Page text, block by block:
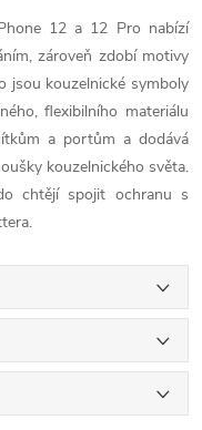
12 a 12 Pro nabízí
zároveň zdobí motivy
jsou kouzelnické symboly
flexibilního materiálu
a portům a dodává
kouzelnického světa.
chtějí spojit ochranu s